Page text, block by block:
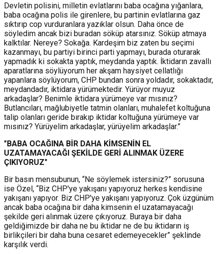
Devletin polisini, milletin evlatlarını baba ocağına yığanlara,
baba ocağına polis ile girenlere, bu partinin evlatlarına gaz
sıktırıp cop vurduranlara yazıklar olsun. Daha önce de
söyledim ancak bizi buradan söküp atarsınız. Söküp atmaya
kalktılar. Nereye? Sokağa. Kardeşim biz zaten bu seçimi
kazanmayı, bu partiyi birinci parti yapmayı, burada oturarak
yapmadık ki sokakta yaptık, meydanda yaptık. İktidarın zavallı
aparatlarına söylüyorum her akşam haysiyet cellatlığı
yapanlara söylüyorum, CHP bundan sonra yoldadır, sokaktadır,
meydandadır, iktidara yürümektedir. Yürüyor muyuz
arkadaşlar? Benimle iktidara yürümeye var mısınız?
Butlancıları, mağlubiyetle tatmin olanları, muhalefet koltuğuna
talip olanları geride bırakıp iktidar koltuğuna yürümeye var
mısınız? Yürüyelim arkadaşlar, yürüyelim arkadaşlar.”
"BABA OCAĞINA BİR DAHA KİMSENİN EL
UZATAMAYACAĞI ŞEKİLDE GERİ ALINMAK ÜZERE
ÇIKIYORUZ"
Bir basın mensubunun, “Ne söylemek istersiniz?” sorusuna
ise Özel, “Biz CHP'ye yakışanı yapıyoruz herkes kendisine
yakışanı yapıyor. Biz CHP'ye yakışanı yapıyoruz. Çok üzgünüm
ancak baba ocağına bir daha kimsenin el uzatamayacağı
şekilde geri alınmak üzere çıkıyoruz. Buraya bir daha
geldiğimizde bir daha ne bu iktidar ne de bu iktidarın iş
birlikçileri bir daha buna cesaret edemeyecekler” şeklinde
karşılık verdi.